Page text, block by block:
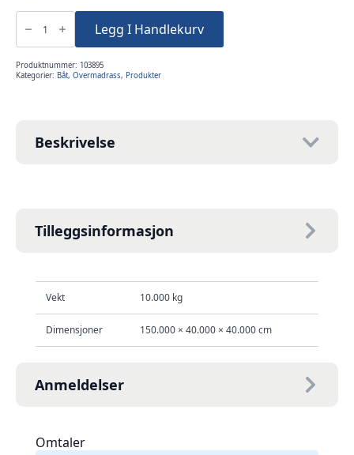
Overmadrass
Eksklusiv
Axopar
37
antall
Legg I Handlekurv
Produktnummer: 103895
Kategorier: Båt, Overmadrass, Produkter
Beskrivelse
Tilleggsinformasjon
Vekt 10.000 kg
Dimensjoner 150.000 × 40.000 × 40.000 cm
Anmeldelser
Omtaler